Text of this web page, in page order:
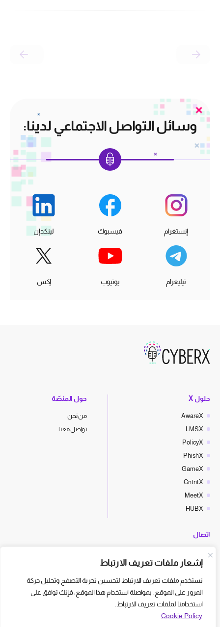
إشعار ملفات تعريف الارتباط
نستخدم ملفات تعريف الارتباط لتحسين تجربة التصفح وتحليل حركة
المرور على الموقع. بمواصلة استخدام هذا الموقع، فإنك توافق على
استخدامنا لملفات تعريف الارتباط.
Cookie Policy
وسائل التواصل الاجتماعي لدينا:
إنستغرام فيسبوك لينكدإن
تيليغرام يوتيوب إكس
حلول X
AwareX
LMSX
PolicyX
PhishX
GameX
CntntX
MeetX
HUBX
حول المنصّة
من نحن
تواصل معنا
اتصال
hello@cyberx.world